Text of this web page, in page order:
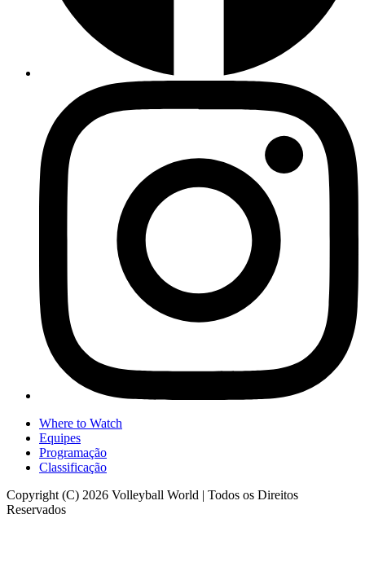
Where to Watch
Equipes
Programação
Classificação
Copyright (C) 2026 Volleyball World | Todos os Direitos
Reservados